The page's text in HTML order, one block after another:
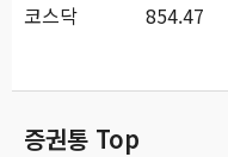
코스닥
854.47
증권통 Top